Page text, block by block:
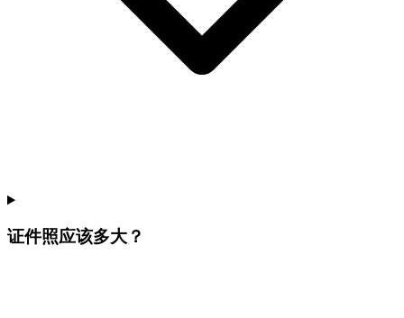
证件照应该多大？